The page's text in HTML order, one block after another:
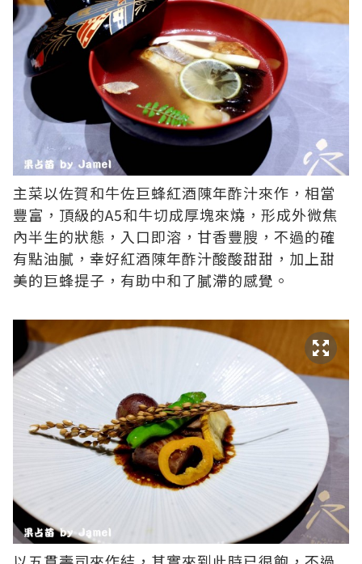
主菜以佐賀和牛佐巨蜂紅酒陳年酢汁來作，相當
豐富，頂級的A5和牛切成厚塊來燒，形成外微焦
內半生的狀態，入口即溶，甘香豐膄，不過的確
有點油膩，幸好紅酒陳年酢汁酸酸甜甜，加上甜
美的巨蜂提子，有助中和了膩滯的感覺。